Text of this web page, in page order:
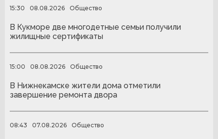
15:30 08.08.2026 Общество
В Кукморе две многодетные семьи получили
жилищные сертификаты
15:00 08.08.2026 Общество
В Нижнекамске жители дома отметили
завершение ремонта двора
08:43 07.08.2026 Общество